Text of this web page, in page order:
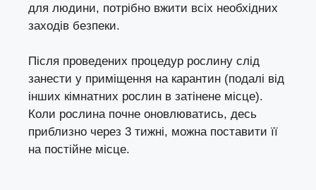
для людини, потрібно вжити всіх необхідних
заходів безпеки.
Після проведених процедур рослину слід
занести у приміщення на карантин (подалі від
інших кімнатних рослин в затінене місце).
Коли рослина почне оновлюватись, десь
приблизно через 3 тижні, можна поставити її
на постійне місце.